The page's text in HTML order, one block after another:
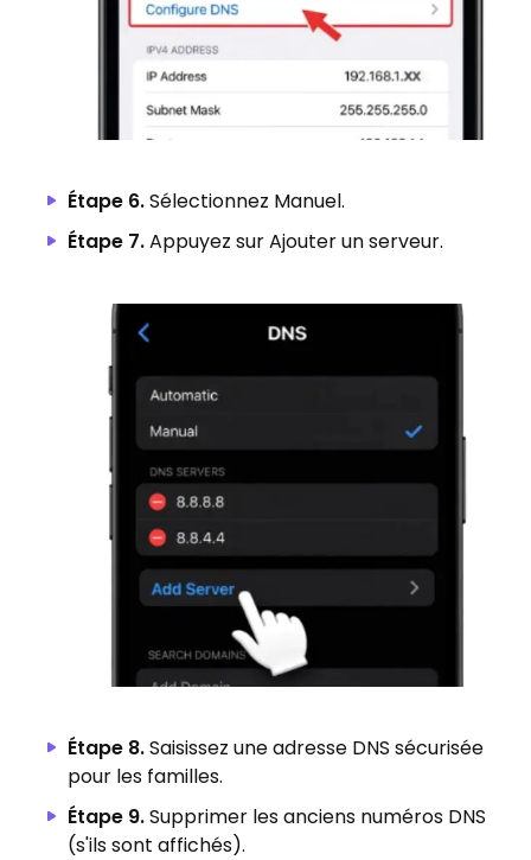
Étape 6.Sélectionnez Manuel.
Étape 7.Appuyez sur Ajouter un serveur.
Étape 8.Saisissez une adresse DNS sécurisée
pour les familles.
Étape 9.Supprimer les anciens numéros DNS
(s'ils sont affichés).